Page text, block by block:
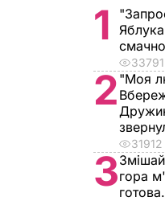
1
Яблука
33791
2 "Моя
31912
3гора